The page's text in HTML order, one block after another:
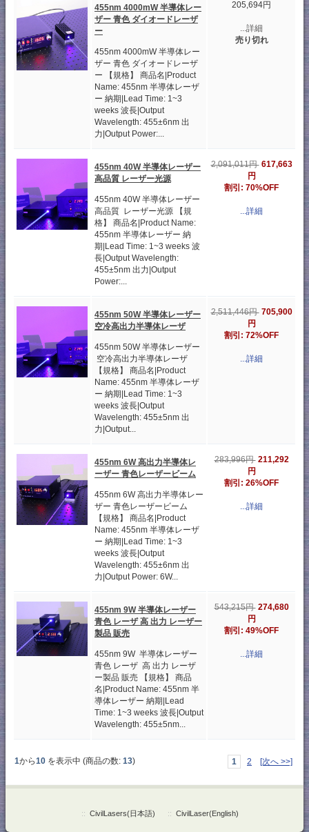
455nm 4000mW 半導体レー
ザー 青色 ダイオードレーザ
ー
455nm 4000mW 半導体レー
ザー 青色 ダイオードレーザ
ー 【規格】 商品名|Product
Name: 455nm 半導体レーザ
ー 納期|Lead Time: 1~3
weeks 波長|Output
Wavelength: 455±6nm 出
力|Output Power:...
205,694円
...詳細
売り切れ
455nm 40W 半導体レーザー
高品質 レーザー光源
455nm 40W 半導体レーザー
高品質 レーザー光源 【規
格】 商品名|Product Name:
455nm 半導体レーザー 納
期|Lead Time: 1~3 weeks 波
長|Output Wavelength:
455±5nm 出力|Output
Power:...
2,091,011円 617,663
円
割引: 70%OFF
...詳細
455nm 50W 半導体レーザー
空冷高出力半導体レーザ
455nm 50W 半導体レーザー
空冷高出力半導体レーザ
【規格】 商品名|Product
Name: 455nm 半導体レーザ
ー 納期|Lead Time: 1~3
weeks 波長|Output
Wavelength: 455±5nm 出
力|Output...
2,511,446円 705,900
円
割引: 72%OFF
...詳細
455nm 6W 高出力半導体レ
ーザー 青色レーザービーム
455nm 6W 高出力半導体レー
ザー 青色レーザービーム
【規格】 商品名|Product
Name: 455nm 半導体レーザ
ー 納期|Lead Time: 1~3
weeks 波長|Output
Wavelength: 455±6nm 出
力|Output Power: 6W...
283,996円 211,292
円
割引: 26%OFF
...詳細
455nm 9W 半導体レーザー
青色 レーザ 高 出力 レーザー
製品 販売
455nm 9W 半導体レーザー
青色 レーザ 高 出力 レーザ
ー製品 販売 【規格】 商品
名|Product Name: 455nm 半
導体レーザー 納期|Lead
Time: 1~3 weeks 波長|Output
Wavelength: 455±5nm...
543,215円 274,680
円
割引: 49%OFF
...詳細
1から10 を表示中 (商品の数: 13) 1 2 [次へ >>]
:: CivilLasers(日本語) :: CivilLaser(English)